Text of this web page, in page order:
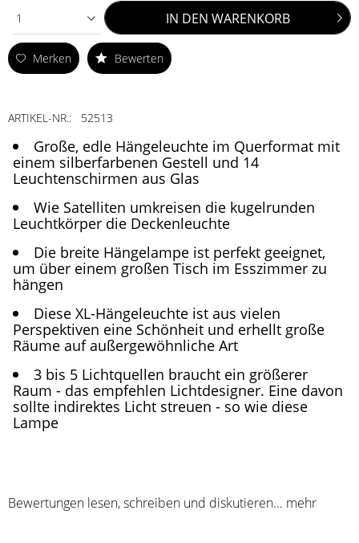
1 IN DEN WARENKORB
Merken Bewerten
ARTIKEL-NR.: 52513
Große, edle Hängeleuchte im Querformat mit
einem silberfarbenen Gestell und 14
Leuchtenschirmen aus Glas
Wie Satelliten umkreisen die kugelrunden
Leuchtkörper die Deckenleuchte
Die breite Hängelampe ist perfekt geeignet,
um über einem großen Tisch im Esszimmer zu
hängen
Diese XL-Hängeleuchte ist aus vielen
Perspektiven eine Schönheit und erhellt große
Räume auf außergewöhnliche Art
3 bis 5 Lichtquellen braucht ein größerer
Raum - das empfehlen Lichtdesigner. Eine davon
sollte indirektes Licht streuen - so wie diese
Lampe
Bewertungen lesen, schreiben und diskutieren... mehr